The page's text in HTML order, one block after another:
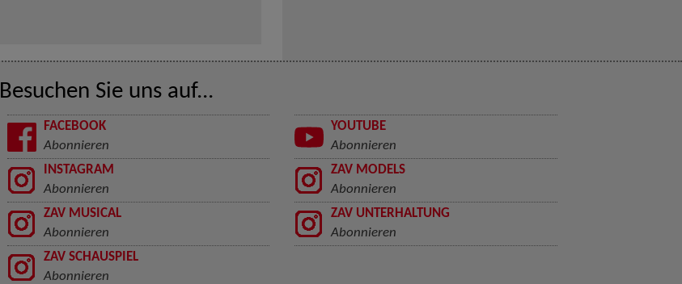
Besuchen Sie uns auf...
FACEBOOK
Abonnieren
YOUTUBE
Abonnieren
INSTAGRAM
Abonnieren
ZAV MODELS
Abonnieren
ZAV MUSICAL
Abonnieren
ZAV UNTERHALTUNG
Abonnieren
ZAV SCHAUSPIEL
Abonnieren